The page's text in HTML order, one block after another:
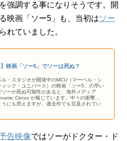
強調する事になりそうです。開
映画「ソー5」も、当初はソー
れていました。
】映画「ソー5」でソーは死ぬ？
ル・スタジオが開発中のMCU（マーベル・シ
ィック・ユニバース）の映画「ソー5」の早い
ソーが死ぬ可能性があると、海外メディア
Circus が報じています。中々の衝撃展
うにも思えますが、過去作でも言及されてい
告映像ではソーがドクター・ド